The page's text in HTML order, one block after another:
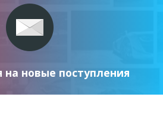
на новые поступления